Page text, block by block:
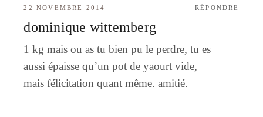
22 NOVEMBRE 2014
dominique wittemberg
1 kg mais ou as tu bien pu le perdre, tu es
aussi épaisse qu’un pot de yaourt vide,
mais félicitation quant même. amitié.
RÉPONDRE